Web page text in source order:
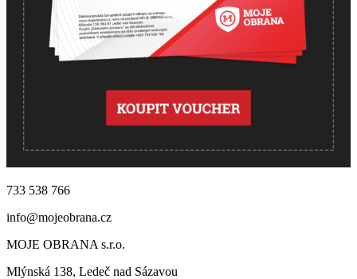
733 538 766
info@mojeobrana.cz
MOJE OBRANA s.r.o.
Mlýnská 138, Ledeč nad Sázavou